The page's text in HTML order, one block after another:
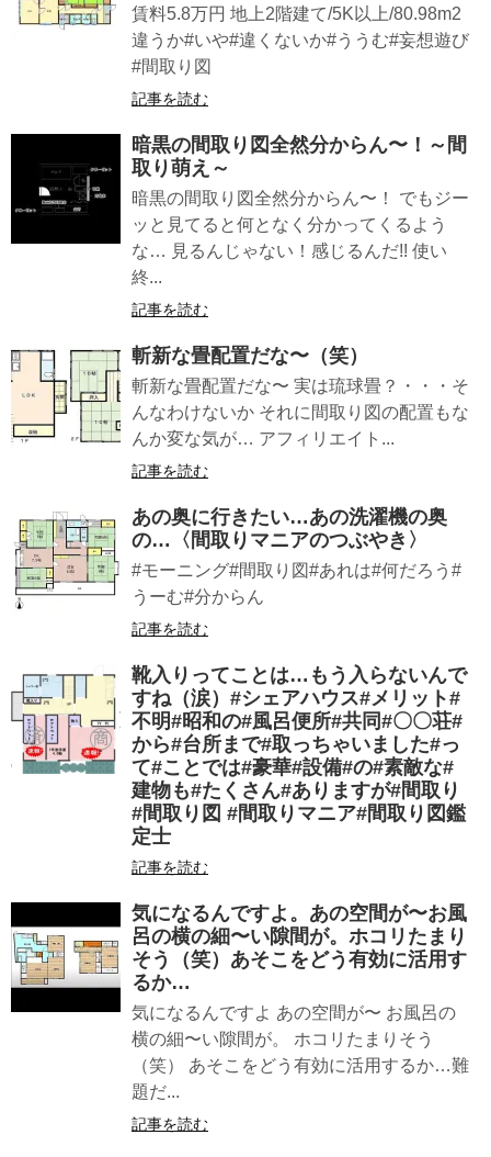
賃料5.8万円 地上2階建て/5K以上/80.98m2
違うか#いや#違くないか#ううむ#妄想遊び
#間取り図
記事を読む
暗黒の間取り図全然分からん〜！～間
取り萌え～
暗黒の間取り図全然分からん〜！ でもジー
ッと見てると何となく分かってくるよう
な… 見るんじゃない！感じるんだ︎!! 使い
終...
記事を読む
斬新な畳配置だな〜（笑）
斬新な畳配置だな〜 実は琉球畳？・・・そ
んなわけないか それに間取り図の配置もな
んか変な気が… アフィリエイト...
記事を読む
あの奥に行きたい…あの洗濯機の奥
の…〈間取りマニアのつぶやき〉
#モーニング#間取り図#あれは#何だろう#
うーむ#分からん
記事を読む
靴入りってことは…もう入らないんで
すね（涙）#シェアハウス#メリット#
不明#昭和の#風呂便所#共同#〇〇荘#
から#台所まで#取っちゃいました#っ
て#ことでは#豪華#設備#の#素敵な#
建物も#たくさん#ありますが#間取り
#間取り図 #間取りマニア#間取り図鑑
定士
記事を読む
気になるんですよ。あの空間が〜お風
呂の横の細〜い隙間が。ホコリたまり
そう（笑）あそこをどう有効に活用す
るか…
気になるんですよ あの空間が〜 お風呂の
横の細〜い隙間が。 ホコリたまりそう
（笑） あそこをどう有効に活用するか…難
題だ...
記事を読む